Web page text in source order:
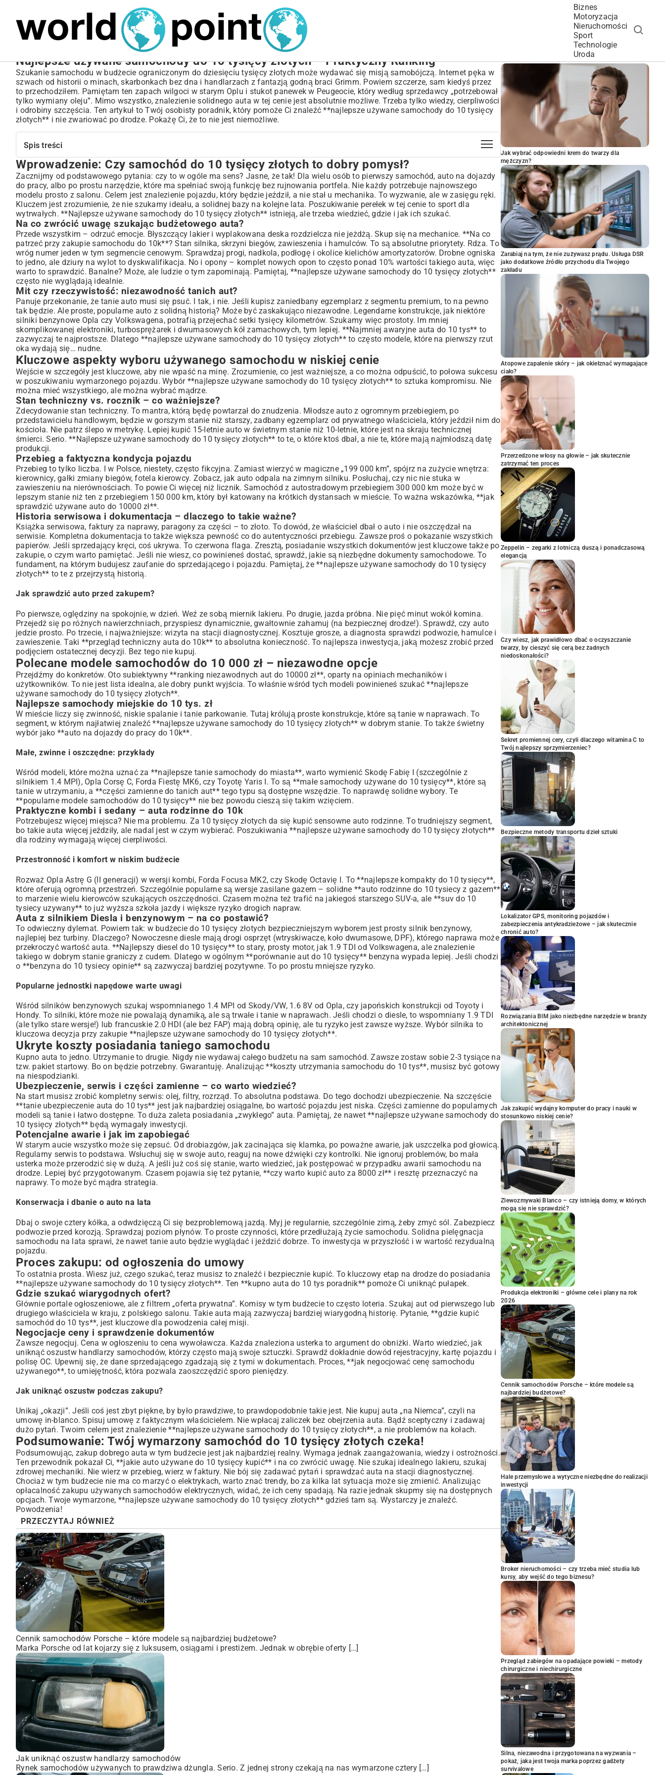
Biznes
Motoryzacja
Nieruchomości
Sport
Technologie
Uroda
MOTORYZACJA
Najlepsze używane samochody do 10 tysięcy złotych – Praktyczny Ranking
Szukanie samochodu w budżecie ograniczonym do dziesięciu tysięcy złotych może wydawać się misją samobójczą. Internet pęka w
szwach od historii o minach, skarbonkach bez dna i handlarzach z fantazją godną braci Grimm. Powiem szczerze, sam kiedyś przez
to przechodziłem. Pamiętam ten zapach wilgoci w starym Oplu i stukot panewek w Peugeocie, który według sprzedawcy „potrzebował
tylko wymiany oleju”. Mimo wszystko, znalezienie solidnego auta w tej cenie jest absolutnie możliwe. Trzeba tylko wiedzy, cierpliwości
i odrobiny szczęścia. Ten artykuł to Twój osobisty poradnik, który pomoże Ci znaleźć **najlepsze używane samochody do 10 tysięcy
złotych** i nie zwariować po drodze. Pokażę Ci, że to nie jest niemożliwe.
Spis treści
Wprowadzenie: Czy samochód do 10 tysięcy złotych to dobry pomysł?
Na co zwrócić uwagę szukając budżetowego auta?
Mit czy rzeczywistość: niezawodność tanich aut?
Kluczowe aspekty wyboru używanego samochodu w niskiej cenie
Stan techniczny vs. rocznik – co ważniejsze?
Przebieg a faktyczna kondycja pojazdu
Historia serwisowa i dokumentacja – dlaczego to takie ważne?
Polecane modele samochodów do 10 000 zł – niezawodne opcje
Najlepsze samochody miejskie do 10 tys. zł
Praktyczne kombi i sedany – auta rodzinne do 10k
Auta z silnikiem Diesla i benzynowym – na co postawić?
Ukryte koszty posiadania taniego samochodu
Ubezpieczenie, serwis i części zamienne – co warto wiedzieć?
Potencjalne awarie i jak im zapobiegać
Proces zakupu: od ogłoszenia do umowy
Gdzie szukać wiarygodnych ofert?
Negocjacje ceny i sprawdzenie dokumentów
Podsumowanie: Twój wymarzony samochód do 10 tysięcy złotych czeka!
Wprowadzenie: Czy samochód do 10 tysięcy złotych to dobry pomysł?
Zacznijmy od podstawowego pytania: czy to w ogóle ma sens? Jasne, że tak! Dla wielu osób to pierwszy samochód, auto na dojazdy
do pracy, albo po prostu narzędzie, które ma spełniać swoją funkcję bez rujnowania portfela. Nie każdy potrzebuje najnowszego
modelu prosto z salonu. Celem jest znalezienie pojazdu, który będzie jeździł, a nie stał u mechanika. To wyzwanie, ale w zasięgu ręki.
Kluczem jest zrozumienie, że nie szukamy ideału, a solidnej bazy na kolejne lata. Poszukiwanie perełek w tej cenie to sport dla
wytrwałych. **Najlepsze używane samochody do 10 tysięcy złotych** istnieją, ale trzeba wiedzieć, gdzie i jak ich szukać.
Na co zwrócić uwagę szukając budżetowego auta?
Przede wszystkim – odrzuć emocje. Błyszczący lakier i wyplakowana deska rozdzielcza nie jeżdżą. Skup się na mechanice. **Na co
patrzeć przy zakupie samochodu do 10k**? Stan silnika, skrzyni biegów, zawieszenia i hamulców. To są absolutne priorytety. Rdza. To
wróg numer jeden w tym segmencie cenowym. Sprawdzaj progi, nadkola, podłogę i okolice kielichów amortyzatorów. Drobne ogniska
to jedno, ale dziury na wylot to dyskwalifikacja. No i opony – komplet nowych opon to często ponad 10% wartości takiego auta, więc
warto to sprawdzić. Banalne? Może, ale ludzie o tym zapominają. Pamiętaj, **najlepsze używane samochody do 10 tysięcy złotych**
często nie wyglądają idealnie.
Mit czy rzeczywistość: niezawodność tanich aut?
Panuje przekonanie, że tanie auto musi się psuć. I tak, i nie. Jeśli kupisz zaniedbany egzemplarz z segmentu premium, to na pewno
tak będzie. Ale proste, popularne auto z solidną historią? Może być zaskakująco niezawodne. Legendarne konstrukcje, jak niektóre
silniki benzynowe Opla czy Volkswagena, potrafią przejechać setki tysięcy kilometrów. Szukamy więc prostoty. Im mniej
skomplikowanej elektroniki, turbosprężarek i dwumasowych kół zamachowych, tym lepiej. **Najmniej awaryjne auta do 10 tys** to
zazwyczaj te najprostsze. Dlatego **najlepsze używane samochody do 10 tysięcy złotych** to często modele, które na pierwszy rzut
oka wydają się… nudne.
Kluczowe aspekty wyboru używanego samochodu w niskiej cenie
Wejście w szczegóły jest kluczowe, aby nie wpaść na minę. Zrozumienie, co jest ważniejsze, a co można odpuścić, to połowa sukcesu
w poszukiwaniu wymarzonego pojazdu. Wybór **najlepsze używane samochody do 10 tysięcy złotych** to sztuka kompromisu. Nie
można mieć wszystkiego, ale można wybrać mądrze.
Stan techniczny vs. rocznik – co ważniejsze?
Zdecydowanie stan techniczny. To mantra, którą będę powtarzał do znudzenia. Młodsze auto z ogromnym przebiegiem, po
przedstawicielu handlowym, będzie w gorszym stanie niż starszy, zadbany egzemplarz od prywatnego właściciela, który jeździł nim do
kościoła. Nie patrz ślepo w metrykę. Lepiej kupić 15-letnie auto w świetnym stanie niż 10-letnie, które jest na skraju technicznej
śmierci. Serio. **Najlepsze używane samochody do 10 tysięcy złotych** to te, o które ktoś dbał, a nie te, które mają najmłodszą datę
produkcji.
Przebieg a faktyczna kondycja pojazdu
Przebieg to tylko liczba. I w Polsce, niestety, często fikcyjna. Zamiast wierzyć w magiczne „199 000 km”, spójrz na zużycie wnętrza:
kierownicy, gałki zmiany biegów, fotela kierowcy. Zobacz, jak auto odpala na zimnym silniku. Posłuchaj, czy nic nie stuka w
zawieszeniu na nierównościach. To powie Ci więcej niż licznik. Samochód z autostradowym przebiegiem 300 000 km może być w
lepszym stanie niż ten z przebiegiem 150 000 km, który był katowany na krótkich dystansach w mieście. To ważna wskazówka, **jak
sprawdzić używane auto do 10000 zł**.
Historia serwisowa i dokumentacja – dlaczego to takie ważne?
Książka serwisowa, faktury za naprawy, paragony za części – to złoto. To dowód, że właściciel dbał o auto i nie oszczędzał na
serwisie. Kompletna dokumentacja to także większa pewność co do autentyczności przebiegu. Zawsze proś o pokazanie wszystkich
papierów. Jeśli sprzedający kręci, coś ukrywa. To czerwona flaga. Zresztą, posiadanie wszystkich dokumentów jest kluczowe także po
zakupie, o czym warto pamiętać. Jeśli nie wiesz, co powinieneś dostać, sprawdź, jakie są niezbędne dokumenty samochodowe. To
fundament, na którym budujesz zaufanie do sprzedającego i pojazdu. Pamiętaj, że **najlepsze używane samochody do 10 tysięcy
złotych** to te z przejrzystą historią.
Jak sprawdzić auto przed zakupem?
Po pierwsze, oględziny na spokojnie, w dzień. Weź ze sobą miernik lakieru. Po drugie, jazda próbna. Nie pięć minut wokół komina.
Przejedź się po różnych nawierzchniach, przyspiesz dynamicznie, gwałtownie zahamuj (na bezpiecznej drodze!). Sprawdź, czy auto
jedzie prosto. Po trzecie, i najważniejsze: wizyta na stacji diagnostycznej. Kosztuje grosze, a diagnosta sprawdzi podwozie, hamulce i
zawieszenie. Taki **przegląd techniczny auta do 10k** to absolutna konieczność. To najlepsza inwestycja, jaką możesz zrobić przed
podjęciem ostatecznej decyzji. Bez tego nie kupuj.
Polecane modele samochodów do 10 000 zł – niezawodne opcje
Przejdźmy do konkretów. Oto subiektywny **ranking niezawodnych aut do 10000 zł**, oparty na opiniach mechaników i
użytkowników. To nie jest lista idealna, ale dobry punkt wyjścia. To właśnie wśród tych modeli powinieneś szukać **najlepsze
używane samochody do 10 tysięcy złotych**.
Najlepsze samochody miejskie do 10 tys. zł
W mieście liczy się zwinność, niskie spalanie i tanie parkowanie. Tutaj królują proste konstrukcje, które są tanie w naprawach. To
segment, w którym najłatwiej znaleźć **najlepsze używane samochody do 10 tysięcy złotych** w dobrym stanie. To także świetny
wybór jako **auto na dojazdy do pracy do 10k**.
Małe, zwinne i oszczędne: przykłady
Wśród modeli, które można uznać za **najlepsze tanie samochody do miasta**, warto wymienić Skodę Fabię I (szczególnie z
silnikiem 1.4 MPI), Opla Corsę C, Forda Fiestę MK6, czy Toyotę Yaris I. To są **małe samochody używane do 10 tysięcy**, które są
tanie w utrzymaniu, a **części zamienne do tanich aut** tego typu są dostępne wszędzie. To naprawdę solidne wybory. Te
**popularne modele samochodów do 10 tysięcy** nie bez powodu cieszą się takim wzięciem.
Praktyczne kombi i sedany – auta rodzinne do 10k
Potrzebujesz więcej miejsca? Nie ma problemu. Za 10 tysięcy złotych da się kupić sensowne auto rodzinne. To trudniejszy segment,
bo takie auta więcej jeździły, ale nadal jest w czym wybierać. Poszukiwania **najlepsze używane samochody do 10 tysięcy złotych**
dla rodziny wymagają więcej cierpliwości.
Przestronność i komfort w niskim budżecie
Rozważ Opla Astrę G (II generacji) w wersji kombi, Forda Focusa MK2, czy Skodę Octavię I. To **najlepsze kompakty do 10 tysięcy**,
które oferują ogromną przestrzeń. Szczególnie popularne są wersje zasilane gazem – solidne **auto rodzinne do 10 tysiecy z gazem**
to marzenie wielu kierowców szukających oszczędności. Czasem można też trafić na jakiegoś starszego SUV-a, ale **suv do 10
tysiecy uzywany** to już wyższa szkoła jazdy i większe ryzyko drogich napraw.
Auta z silnikiem Diesla i benzynowym – na co postawić?
To odwieczny dylemat. Powiem tak: w budżecie do 10 tysięcy złotych bezpieczniejszym wyborem jest prosty silnik benzynowy,
najlepiej bez turbiny. Dlaczego? Nowoczesne diesle mają drogi osprzęt (wtryskiwacze, koło dwumasowe, DPF), którego naprawa może
przekroczyć wartość auta. **Najlepszy diesel do 10 tysięcy** to stary, prosty motor, jak 1.9 TDI od Volkswagena, ale znalezienie
takiego w dobrym stanie graniczy z cudem. Dlatego w ogólnym **porównanie aut do 10 tysięcy** benzyna wypada lepiej. Jeśli chodzi
o **benzyna do 10 tysiecy opinie** są zazwyczaj bardziej pozytywne. To po prostu mniejsze ryzyko.
Popularne jednostki napędowe warte uwagi
Wśród silników benzynowych szukaj wspomnianego 1.4 MPI od Skody/VW, 1.6 8V od Opla, czy japońskich konstrukcji od Toyoty i
Hondy. To silniki, które może nie powalają dynamiką, ale są trwałe i tanie w naprawach. Jeśli chodzi o diesle, to wspomniany 1.9 TDI
(ale tylko stare wersje!) lub francuskie 2.0 HDI (ale bez FAP) mają dobrą opinię, ale tu ryzyko jest zawsze wyższe. Wybór silnika to
kluczowa decyzja przy zakupie **najlepsze używane samochody do 10 tysięcy złotych**.
Ukryte koszty posiadania taniego samochodu
Kupno auta to jedno. Utrzymanie to drugie. Nigdy nie wydawaj całego budżetu na sam samochód. Zawsze zostaw sobie 2-3 tysiące na
tzw. pakiet startowy. Bo on będzie potrzebny. Gwarantuję. Analizując **koszty utrzymania samochodu do 10 tys**, musisz być gotowy
na niespodzianki.
Ubezpieczenie, serwis i części zamienne – co warto wiedzieć?
Na start musisz zrobić kompletny serwis: olej, filtry, rozrząd. To absolutna podstawa. Do tego dochodzi ubezpieczenie. Na szczęście
**tanie ubezpieczenie auta do 10 tys** jest jak najbardziej osiągalne, bo wartość pojazdu jest niska. Części zamienne do popularnych
modeli są tanie i łatwo dostępne. To duża zaleta posiadania „zwykłego” auta. Pamiętaj, że nawet **najlepsze używane samochody do
10 tysięcy złotych** będą wymagały inwestycji.
Potencjalne awarie i jak im zapobiegać
W starym aucie wszystko może się zepsuć. Od drobiazgów, jak zacinająca się klamka, po poważne awarie, jak uszczelka pod głowicą.
Regularny serwis to podstawa. Wsłuchuj się w swoje auto, reaguj na nowe dźwięki czy kontrolki. Nie ignoruj problemów, bo mała
usterka może przerodzić się w dużą. A jeśli już coś się stanie, warto wiedzieć, jak postępować w przypadku awarii samochodu na
drodze. Lepiej być przygotowanym. Czasem pojawia się też pytanie, **czy warto kupić auto za 8000 zł** i resztę przeznaczyć na
naprawy. To może być mądra strategia.
Konserwacja i dbanie o auto na lata
Dbaj o swoje cztery kółka, a odwdzięczą Ci się bezproblemową jazdą. Myj je regularnie, szczególnie zimą, żeby zmyć sól. Zabezpiecz
podwozie przed korozją. Sprawdzaj poziom płynów. To proste czynności, które przedłużają życie samochodu. Solidna pielęgnacja
samochodu na lata sprawi, że nawet tanie auto będzie wyglądać i jeździć dobrze. To inwestycja w przyszłość i w wartość rezydualną
pojazdu.
Proces zakupu: od ogłoszenia do umowy
To ostatnia prosta. Wiesz już, czego szukać, teraz musisz to znaleźć i bezpiecznie kupić. To kluczowy etap na drodze do posiadania
**najlepsze używane samochody do 10 tysięcy złotych**. Ten **kupno auta do 10 tys poradnik** pomoże Ci uniknąć pułapek.
Gdzie szukać wiarygodnych ofert?
Głównie portale ogłoszeniowe, ale z filtrem „oferta prywatna”. Komisy w tym budżecie to często loteria. Szukaj aut od pierwszego lub
drugiego właściciela w kraju, z polskiego salonu. Takie auta mają zazwyczaj bardziej wiarygodną historię. Pytanie, **gdzie kupić
samochód do 10 tys**, jest kluczowe dla powodzenia całej misji.
Negocjacje ceny i sprawdzenie dokumentów
Zawsze negocjuj. Cena w ogłoszeniu to cena wywoławcza. Każda znaleziona usterka to argument do obniżki. Warto wiedzieć, jak
uniknąć oszustw handlarzy samochodów, którzy często mają swoje sztuczki. Sprawdź dokładnie dowód rejestracyjny, kartę pojazdu i
polisę OC. Upewnij się, że dane sprzedającego zgadzają się z tymi w dokumentach. Proces, **jak negocjować cenę samochodu
używanego**, to umiejętność, która pozwala zaoszczędzić sporo pieniędzy.
Jak uniknąć oszustw podczas zakupu?
Unikaj „okazji”. Jeśli coś jest zbyt piękne, by było prawdziwe, to prawdopodobnie takie jest. Nie kupuj auta „na Niemca”, czyli na
umowę in-blanco. Spisuj umowę z faktycznym właścicielem. Nie wpłacaj zaliczek bez obejrzenia auta. Bądź sceptyczny i zadawaj
dużo pytań. Twoim celem jest znalezienie **najlepsze używane samochody do 10 tysięcy złotych**, a nie problemów na kołach.
Podsumowanie: Twój wymarzony samochód do 10 tysięcy złotych czeka!
Podsumowując, zakup dobrego auta w tym budżecie jest jak najbardziej realny. Wymaga jednak zaangażowania, wiedzy i ostrożności.
Ten przewodnik pokazał Ci, **jakie auto używane do 10 tysięcy kupić** i na co zwrócić uwagę. Nie szukaj idealnego lakieru, szukaj
zdrowej mechaniki. Nie wierz w przebieg, wierz w faktury. Nie bój się zadawać pytań i sprawdzać auta na stacji diagnostycznej.
Chociaż w tym budżecie nie ma co marzyć o elektrykach, warto znać trendy, bo za kilka lat sytuacja może się zmienić. Analizując
opłacalność zakupu używanych samochodów elektrycznych, widać, że ich ceny spadają. Na razie jednak skupmy się na dostępnych
opcjach. Twoje wymarzone, **najlepsze używane samochody do 10 tysięcy złotych** gdzieś tam są. Wystarczy je znaleźć.
Powodzenia!
PRZECZYTAJ RÓWNIEŻ
Cennik samochodów Porsche – które modele są najbardziej budżetowe?
Marka Porsche od lat kojarzy się z luksusem, osiągami i prestiżem. Jednak w obrębie oferty […]
Jak uniknąć oszustw handlarzy samochodów
Rynek samochodów używanych to prawdziwa dżungla. Serio. Z jednej strony czekają na nas wymarzone cztery […]
POPULARNE ARTYKUŁY
Jak wybrać odpowiedni krem do twarzy dla
mężczyzn?
Zarabiaj na tym, że nie zużywasz prądu. Usługa DSR
jako dodatkowe źródło przychodu dla Twojego
zakładu
Atopowe zapalenie skóry – jak okiełznać wymagające
ciało?
Przerzedzone włosy na głowie – jak skutecznie
zatrzymać ten proces
Zeppelin – zegarki z lotniczą duszą i ponadczasową
elegancją
Czy wiesz, jak prawidłowo dbać o oczyszczanie
twarzy, by cieszyć się cerą bez żadnych
niedoskonałości?
Sekret promiennej cery, czyli dlaczego witamina C to
Twój najlepszy sprzymierzeniec?
Bezpieczne metody transportu dzieł sztuki
Lokalizator GPS, monitoring pojazdów i
zabezpieczenia antykradzieżowe – jak skutecznie
chronić auto?
Rozwiązania BIM jako niezbędne narzędzie w branży
architektonicznej
Jak zakupić wydajny komputer do pracy i nauki w
stosunkowo niskiej cenie?
Zlewozmywaki Blanco – czy istnieją domy, w których
mogą się nie sprawdzić?
Produkcja elektroniki – główne cele i plany na rok
2026
Cennik samochodów Porsche – które modele są
najbardziej budżetowe?
Hale przemysłowe a wytyczne niezbędne do realizacji
inwestycji
Broker nieruchomości – czy trzeba mieć studia lub
kursy, aby wejść do tego biznesu?
Przegląd zabiegów na opadające powieki – metody
chirurgiczne i niechirurgiczne
Silna, niezawodna i przygotowana na wyzwania –
pokaż, jaka jest twoja marka poprzez gadżety
survivalowe